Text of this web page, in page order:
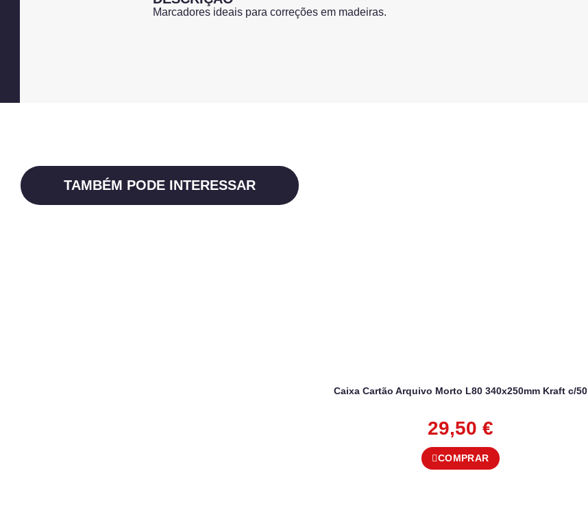
Marcadores ideais para correções em madeiras.
TAMBÉM PODE INTERESSAR
Caixa Cartão Arquivo Morto L80 340x250mm Kraft c/50
29,50 €
COMPRAR